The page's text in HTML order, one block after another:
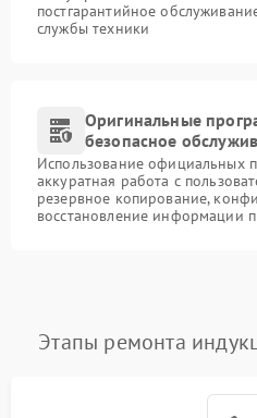
постгарантийное
службы техники
Оригинальные
безопасное
Использование официальных
аккуратная работа с
резервное копирование,
восстановление информации
Этапы ремонта